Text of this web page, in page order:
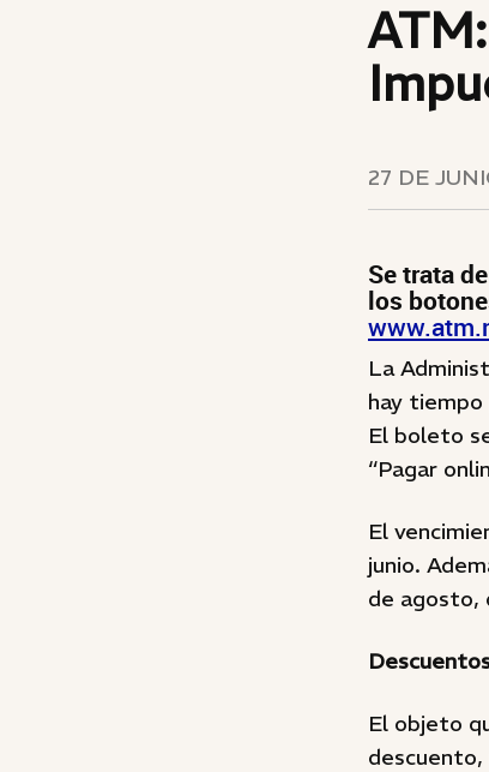
27 DE
Se trata
los
La
hay
El boleto
“Pagar
El
junio.
de agosto,
El objeto
descuento,